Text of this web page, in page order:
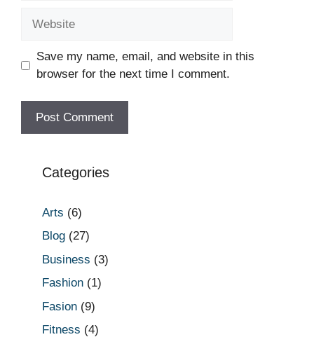
Save my name, email, and website in this
browser for the next time I comment.
Categories
Arts (6)
Blog (27)
Business (3)
Fashion (1)
Fasion (9)
Fitness (4)